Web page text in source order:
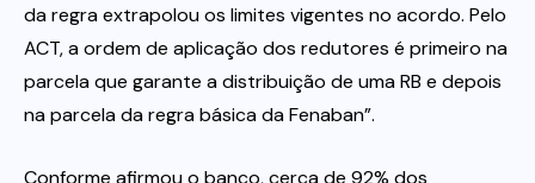
da regra extrapolou os limites vigentes no acordo. Pelo
ACT, a ordem de aplicação dos redutores é primeiro na
parcela que garante a distribuição de uma RB e depois
na parcela da regra básica da Fenaban”.
Conforme afirmou o banco, cerca de 92% dos